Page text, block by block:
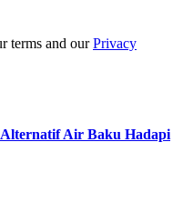
terms and ourPrivacy
Air Baku Hadapi